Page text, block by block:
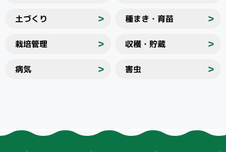
土づくり ＞ 種まき・育苗 ＞
栽培管理 ＞ 収穫・貯蔵 ＞
病気 ＞ 害虫 ＞